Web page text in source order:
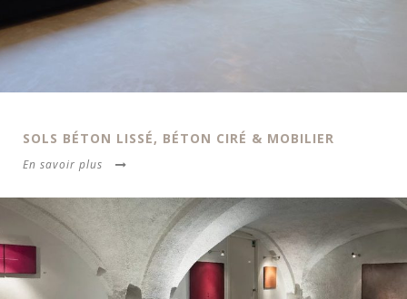
SOLS BÉTON LISSÉ, BÉTON CIRÉ & MOBILIER
En savoir plus